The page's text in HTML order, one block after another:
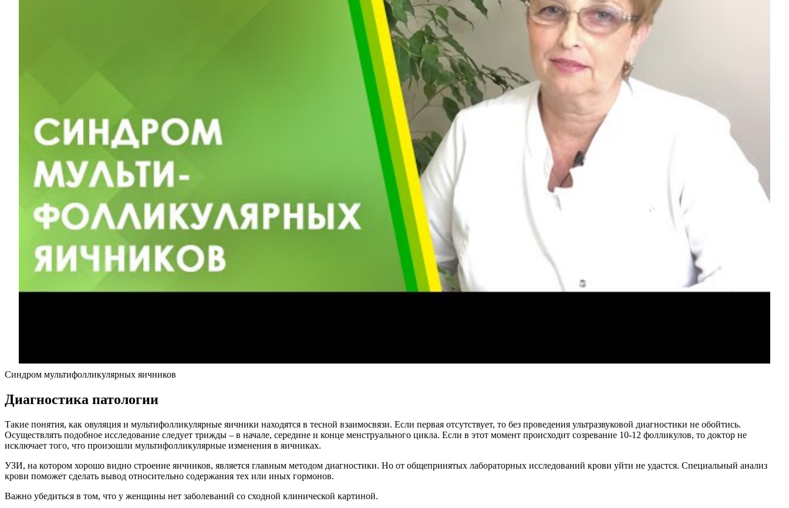
Синдром мультифолликулярных яичников
Диагностика патологии
Такие понятия, как овуляция и мультифолликулярные яичники находятся в тесной взаимосвязи. Если первая отсутствует, то без проведения ультразвуковой диагностики не обойтись.
Осуществлять подобное исследование следует трижды – в начале, середине и конце менструального цикла. Если в этот момент происходит созревание 10-12 фолликулов, то доктор не
исключает того, что произошли мультифолликулярные изменения в яичниках.
УЗИ, на котором хорошо видно строение яичников, является главным методом диагностики. Но от общепринятых лабораторных исследований крови уйти не удастся. Специальный анализ
крови поможет сделать вывод относительно содержания тех или иных гормонов.
Важно убедиться в том, что у женщины нет заболеваний со сходной клинической картиной.